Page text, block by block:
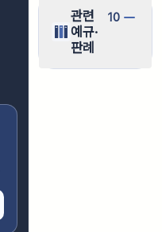
관련
예규·
판례
10